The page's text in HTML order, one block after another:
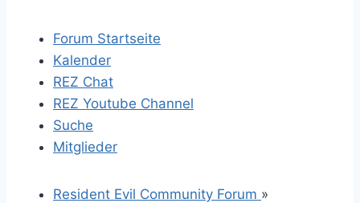
Forum Startseite
Kalender
REZ Chat
REZ Youtube Channel
Suche
Mitglieder
Resident Evil Community Forum »